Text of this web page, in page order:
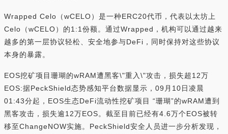
Wrapped Celo（wCELO）是一种ERC20代币，代表以太坊上
Celo（wCELO）的1:1份额。通过Wrapped，机构可以通过越来
越多的第一层协议轻松、安全地参与DeFi，同时保持对这些协议
本身的暴露。
EOS挖矿项目珊瑚的wRAM遭黑客\"重入\"攻击，损失超12万
EOS:据PeckShield态势感知平台数据显示，09月10日凌晨
01:43分起，EOS生态DeFi流动性挖矿项目 “珊瑚”的wRAM遭到
黑客攻击，损失逾12万EOS。截至目前已经有4.6万个EOS被转
移至ChangeNOW实施。PeckShield安全人员进一步分析发现，